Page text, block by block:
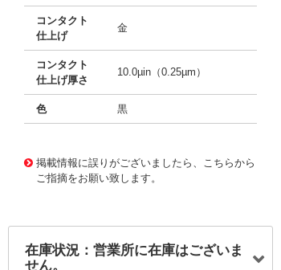
コンタクト
仕上げ
金
コンタクト
仕上げ厚さ
10.0µin（0.25µm）
色 黒
掲載情報に誤りがございましたら、こちらから
ご指摘をお願い致します。
在庫状況：営業所に在庫はございま
せん。